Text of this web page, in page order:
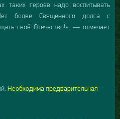
таких героев надо воспитывать
более Священного долга с
своё Отечество!», — отмечает
Необходима предварительная